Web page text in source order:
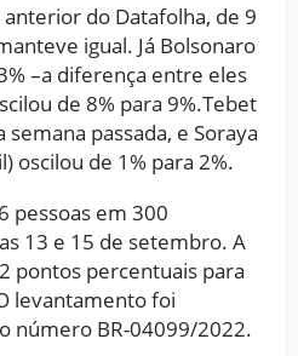
anterior do Datafolha, de 9
igual. Já Bolsonaro
–a diferença entre eles
de 8% para 9%.Tebet
passada, e Soraya
oscilou de 1% para 2%.
pessoas em 300
13 e 15 de setembro. A
pontos percentuais para
levantamento foi
número BR-04099/2022.